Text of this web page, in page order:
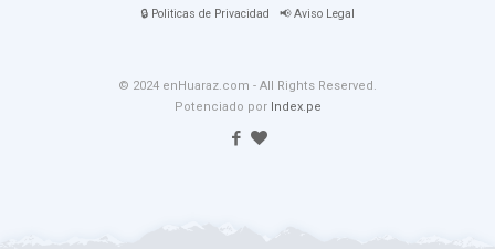
🔒 Politicas de Privacidad 📢Aviso Legal
© 2024 enHuaraz.com - All Rights Reserved.
Potenciado por Index.pe